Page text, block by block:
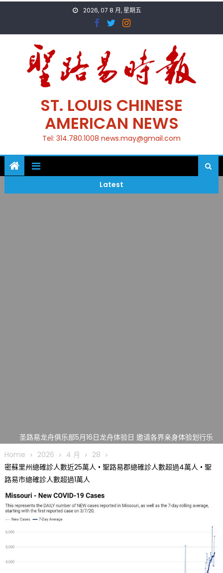
2026, 07 8 月, 星期五
ST. LOUIS CHINESE
AMERICAN NEWS
Tel: 314.780.1008 news.may@gmail.com
Latest
圣路易龙舟俱乐部5月16日龙舟体验日 邀请各界亲身体验划行乐
趣 + 水上竞速魅力
三十二载跨越时空的相逢
执掌密苏里植物园近四十年 致力推动全球植物多样性研究与中美
合作 Peter Raven 博士逝世 享年89岁
一晃三十年，初夏又相逢。中华日，等你来赴约 —— 密苏里植物
园“中华日三十周年特别报道（五）
筝声与琴韵交汇：刘励(Li Statler)与钢琴家Darek演绎一场古筝
Home 2026 4 月
28
密蘇里州總確診人數近25萬人 • 聖路易郡總確診人數超過4萬人 • 聖
路易市總確診人數超過1萬人